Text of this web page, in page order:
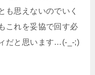
も思えないのでいく
これを妥協で回す必
だと思います…(-_-;)